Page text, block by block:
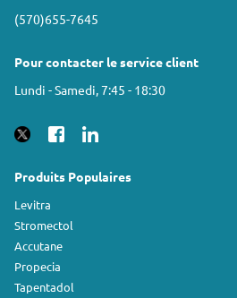
(570)655-7645
Pour contacter le service client
Lundi - Samedi, 7:45 - 18:30
Produits Populaires
Levitra
Stromectol
Accutane
Propecia
Tapentadol